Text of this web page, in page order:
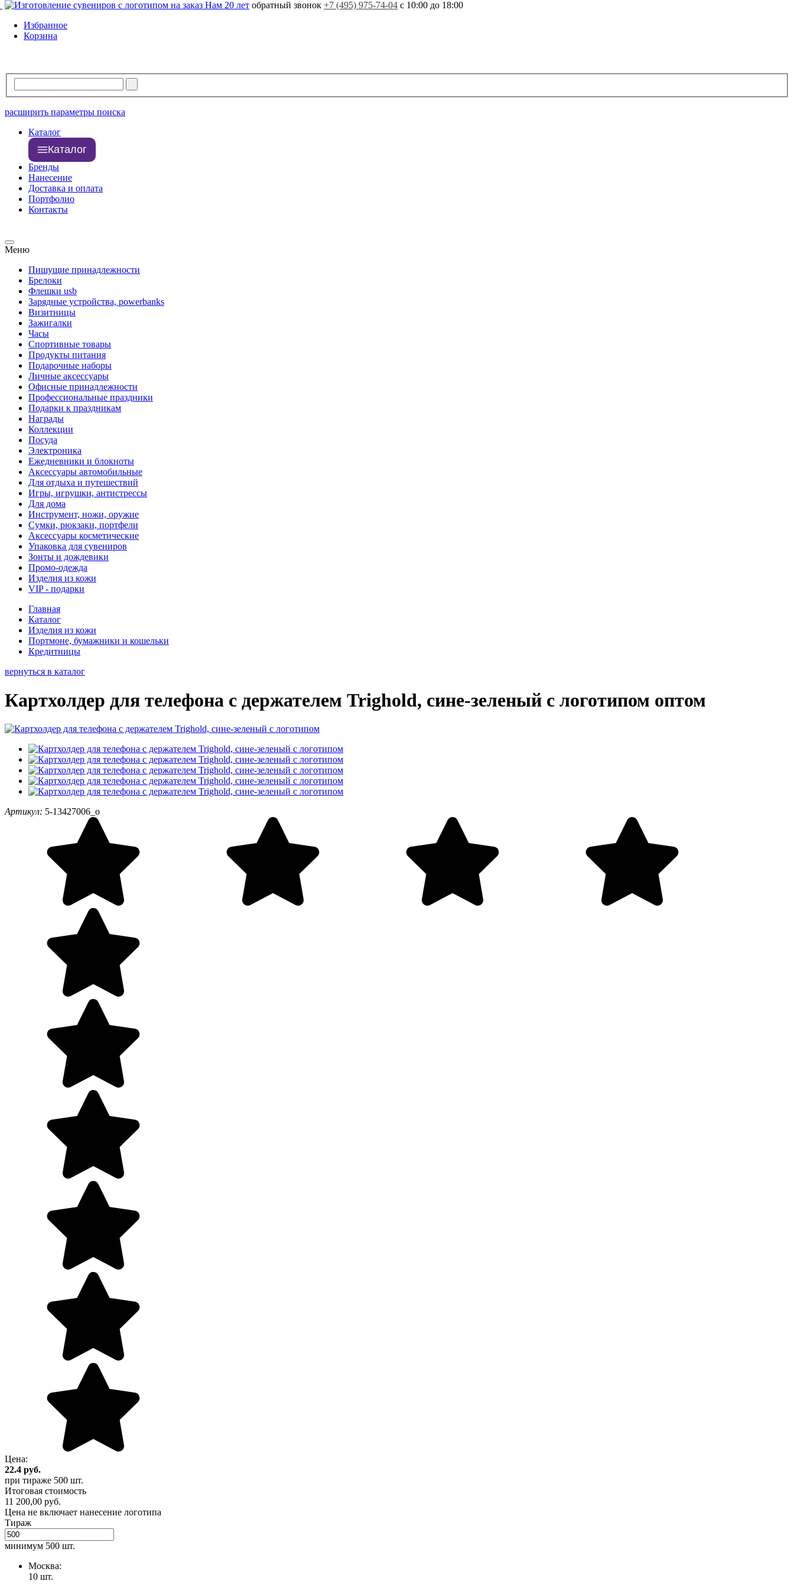
Нам 20 лет обратный звонок +7 (495) 975-74-04 с 10:00 до 18:00
Избранное
Корзина
расширить параметры поиска
Каталог
Каталог
Бренды
Нанесение
Доставка и оплата
Портфолио
Контакты
Меню
Пишущие принадлежности
Брелоки
Флешки usb
Зарядные устройства, powerbanks
Визитницы
Зажигалки
Часы
Спортивные товары
Продукты питания
Подарочные наборы
Личные аксессуары
Офисные принадлежности
Профессиональные праздники
Подарки к праздникам
Награды
Коллекции
Посуда
Электроника
Ежедневники и блокноты
Аксессуары автомобильные
Для отдыха и путешествий
Игры, игрушки, антистрессы
Для дома
Инструмент, ножи, оружие
Сумки, рюкзаки, портфели
Аксессуары косметические
Упаковка для сувениров
Зонты и дождевики
Промо-одежда
Изделия из кожи
VIP - подарки
Главная
Каталог
Изделия из кожи
Портмоне, бумажники и кошельки
Кредитницы
вернуться в каталог
Картхолдер для телефона с держателем Trighold, сине-зеленый с логотипом оптом
Артикул: 5-13427006_o
Цена:
22.4 руб.
при тираже 500 шт.
Итоговая стоимость
11 200,00 руб.
Цена не включает нанесение логотипа
Тираж
минимум 500 шт.
Москва:
10 шт.